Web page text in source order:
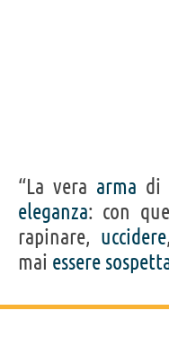
“La vera arma di
eleganza: con
rapinare, uccidere,
mai essere